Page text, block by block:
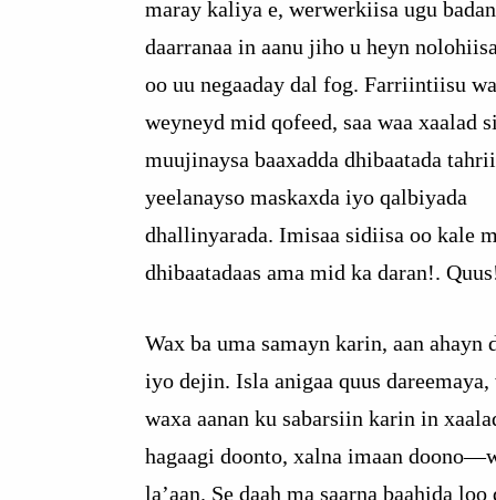
maray kaliya e, werwerkiisa ugu
daarranaa in aanu jiho u heyn
oo uu negaaday dal fog. Farriintiisu
weyneyd mid qofeed, saa waa xaalad
muujinaysa baaxadda dhibaatada
yeelanayso maskaxda iyo qalbiyada
dhallinyarada. Imisaa sidiisa oo kale
dhibaatadaas ama mid ka daran!.
Wax ba uma samayn karin, aan ahayn
iyo dejin. Isla anigaa quus dareemaya,
waxa aanan ku sabarsiin karin in
hagaagi doonto, xalna imaan
la’aan. Se daah ma saarna baahida